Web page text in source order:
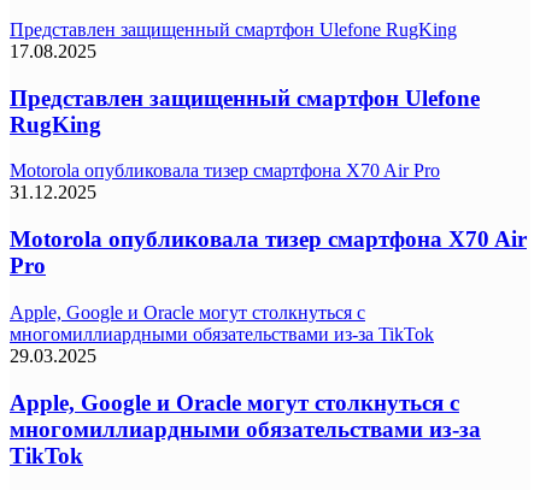
Представлен защищенный смартфон Ulefone RugKing
17.08.2025
Представлен защищенный смартфон Ulefone
RugKing
Motorola опубликовала тизер смартфона X70 Air Pro
31.12.2025
Motorola опубликовала тизер смартфона X70 Air
Pro
Apple, Google и Oracle могут столкнуться с
многомиллиардными обязательствами из-за TikTok
29.03.2025
Apple, Google и Oracle могут столкнуться с
многомиллиардными обязательствами из-за
TikTok